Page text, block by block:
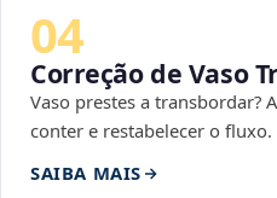
04
Correção de Vaso
Vaso prestes a transbordar?
conter e restabelecer o fluxo.
SAIBA MAIS